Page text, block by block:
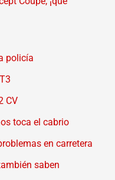
policía
CV
toca el cabrio
en carretera
saben